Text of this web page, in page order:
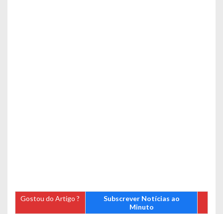
Gostou do Artigo ?
Subscrever Notícias ao
Minuto